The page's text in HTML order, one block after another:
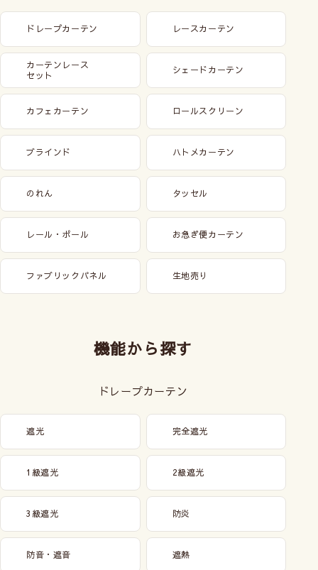
ドレープカーテン レースカーテン
カーテンレース
セット
シェードカーテン
カフェカーテン ロールスクリーン
ブラインド ハトメカーテン
のれん タッセル
レール・ポール お急ぎ便カーテン
ファブリックパネル 生地売り
機能から探す
ドレープカーテン
遮光 完全遮光
1級遮光 2級遮光
3級遮光 防炎
防音・遮音 遮熱